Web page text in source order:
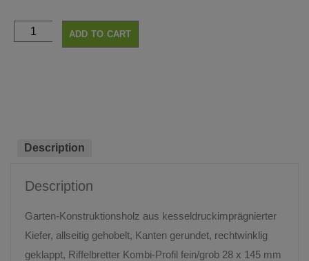
ADD TO CART
Description
Description
Garten-Konstruktionsholz aus kesseldruckimprägnierter
Kiefer, allseitig gehobelt, Kanten gerundet, rechtwinklig
geklappt, Riffelbretter Kombi-Profil fein/grob 28 x 145 mm